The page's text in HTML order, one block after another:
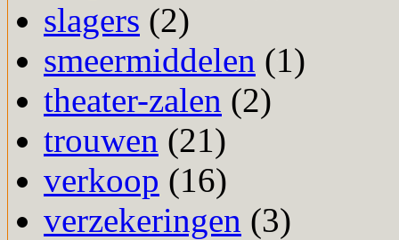
slagers (2)
smeermiddelen (1)
theater-zalen (2)
trouwen (21)
verkoop (16)
verzekeringen (3)